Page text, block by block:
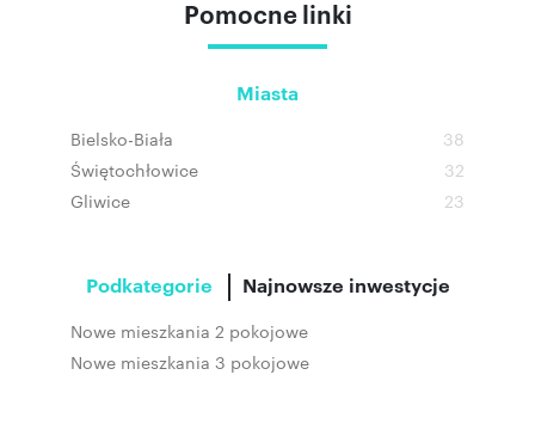
Pomocne linki
Miasta
Bielsko-Biała
38
Świętochłowice
32
Gliwice
23
Podkategorie Najnowsze inwestycje
Nowe mieszkania 2 pokojowe
Nowe mieszkania 3 pokojowe